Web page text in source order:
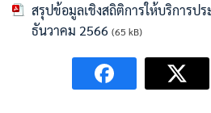
สรุปข้อมูลเชิงสถิติการให้บริการป
ธันวาคม 2566 (65 kB)